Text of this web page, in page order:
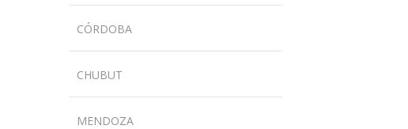
CÓRDOBA
CHUBUT
MENDOZA